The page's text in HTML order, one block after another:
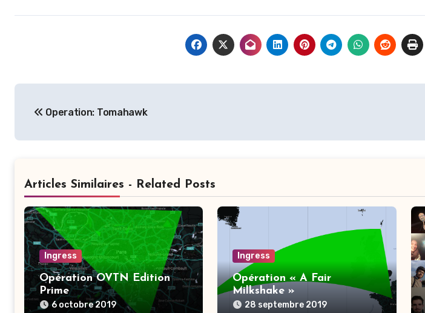
de
l’article
Operation: Tomahawk
Articles Similaires - Related Posts
Ingress
Opération OVTN Edition
Prime
6 octobre 2019
Ingress
Opération « A Fair
Milkshake »
28 septembre 2019